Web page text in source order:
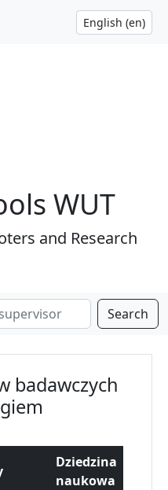
WUT
and Research
Search
badawczych
Dziedzina
naukowa